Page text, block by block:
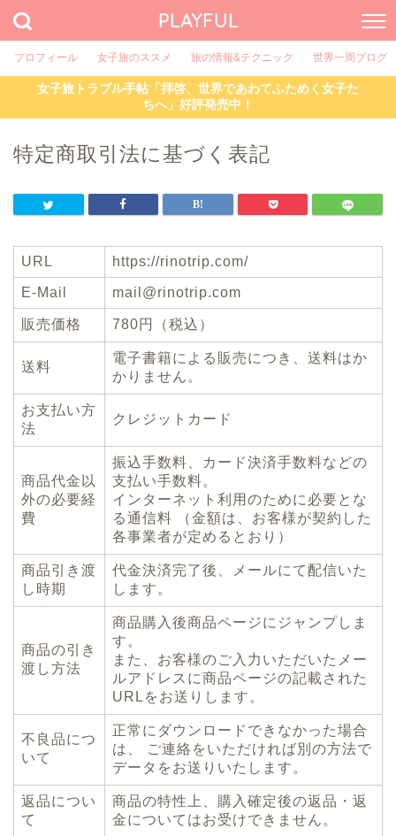
PLAYFUL
プロフィール 女子旅のススメ 旅の情報&テクニック 世界一周ブログ
女子旅トラブル手帖「拝啓、世界であわてふためく女子た
ちへ」好評発売中！
特定商取引法に基づく表記
URL https://rinotrip.com/
E-Mail mail@rinotrip.com
販売価格 780円（税込）
送料
電子書籍による販売につき、送料はか
かりません。
お支払い方
法
クレジットカード
商品代金以
外の必要経
費
振込手数料、カード決済手数料などの
支払い手数料。
インターネット利用のために必要とな
る通信料 （金額は、お客様が契約した
各事業者が定めるとおり）
商品引き渡
し時期
代金決済完了後、メールにて配信いた
します。
商品の引き
渡し方法
商品購入後商品ページにジャンプしま
す。
また、お客様のご入力いただいたメー
ルアドレスに商品ページの記載された
URLをお送りします。
不良品につ
いて
正常にダウンロードできなかった場合
は、 ご連絡をいただければ別の方法で
データをお送りいたします。
返品につい
て
商品の特性上、購入確定後の返品・返
金についてはお受けできません。